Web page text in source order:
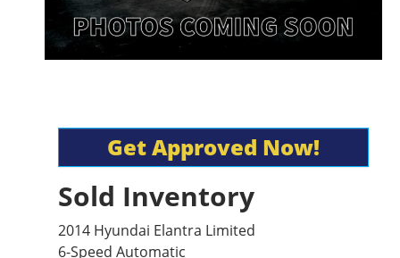
Get Approved Now!
Sold Inventory
2014 Hyundai Elantra Limited
6-Speed Automatic